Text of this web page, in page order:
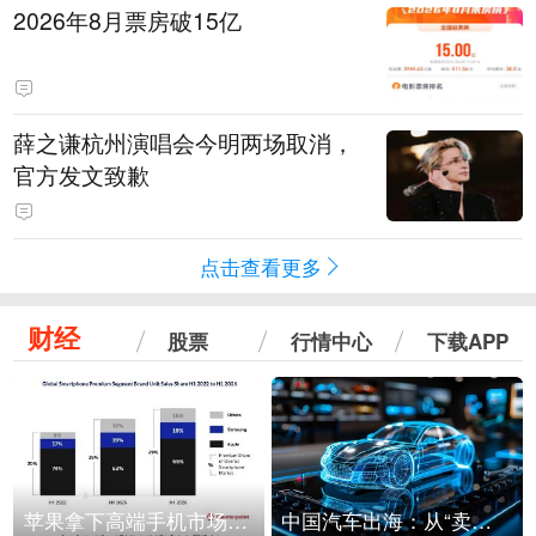
2026年8月票房破15亿
薛之谦杭州演唱会今明两场取消，
官方发文致歉
点击查看更多
财经 股票 行情中心 下载APP
苹果拿下高端手机市场65%的份额：iPhone 17系列功不可没 中国汽车出海：从“卖出去”到“走进去”